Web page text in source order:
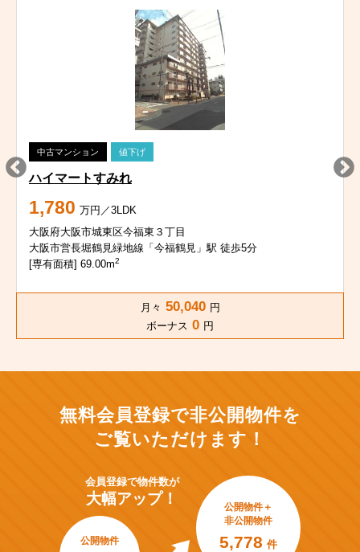
中古マンション 値下げ
ハイマートすみれ
1,780 万円／3LDK
大阪府大阪市城東区今福東３丁目
大阪市営長堀鶴見緑地線「今福鶴見」駅 徒歩5分
[専有面積] 69.00m2
月々 50,040 円
ボーナス 0 円
無料会員登録で非公開物件を
ご覧いただけます！
会員登録で物件数が
大幅アップ！
公開物件
公開物件＋
非公開物件
5,778 件